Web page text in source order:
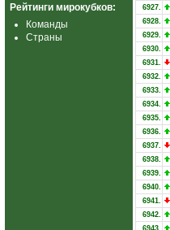
Рейтинги мирокубков:
Команды
Страны
6927.
6928.
6929.
6930.
6931.
6932.
6933.
6934.
6935.
6936.
6937.
6938.
6939.
6940.
6941.
6942.
6943.